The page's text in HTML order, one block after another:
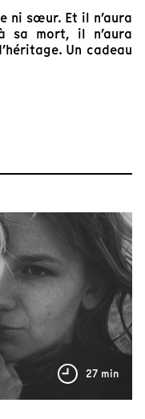
ni sœur. Et il n’aura
sa mort, il n’aura
Un cadeau
27 min